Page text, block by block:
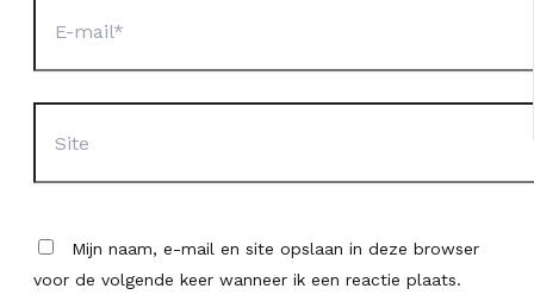
mail*
Mijn naam, e-mail en site opslaan in deze browser
voor de volgende keer wanneer ik een reactie plaats.